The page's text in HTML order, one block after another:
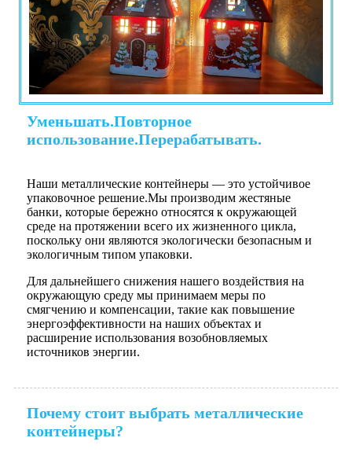
Уменьшать.Повторное
использование.Перерабатывать.
Наши металлические контейнеры — это устойчивое
упаковочное решение.Мы производим жестяные
банки, которые бережно относятся к окружающей
среде на протяжении всего их жизненного цикла,
поскольку они являются экологически безопасным и
экологичным типом упаковки.
Для дальнейшего снижения нашего воздействия на
окружающую среду мы принимаем меры по
смягчению и компенсации, такие как повышение
энергоэффективности на наших объектах и ​​
расширение использования возобновляемых
источников энергии.
Почему стоит выбрать металлические
контейнеры?